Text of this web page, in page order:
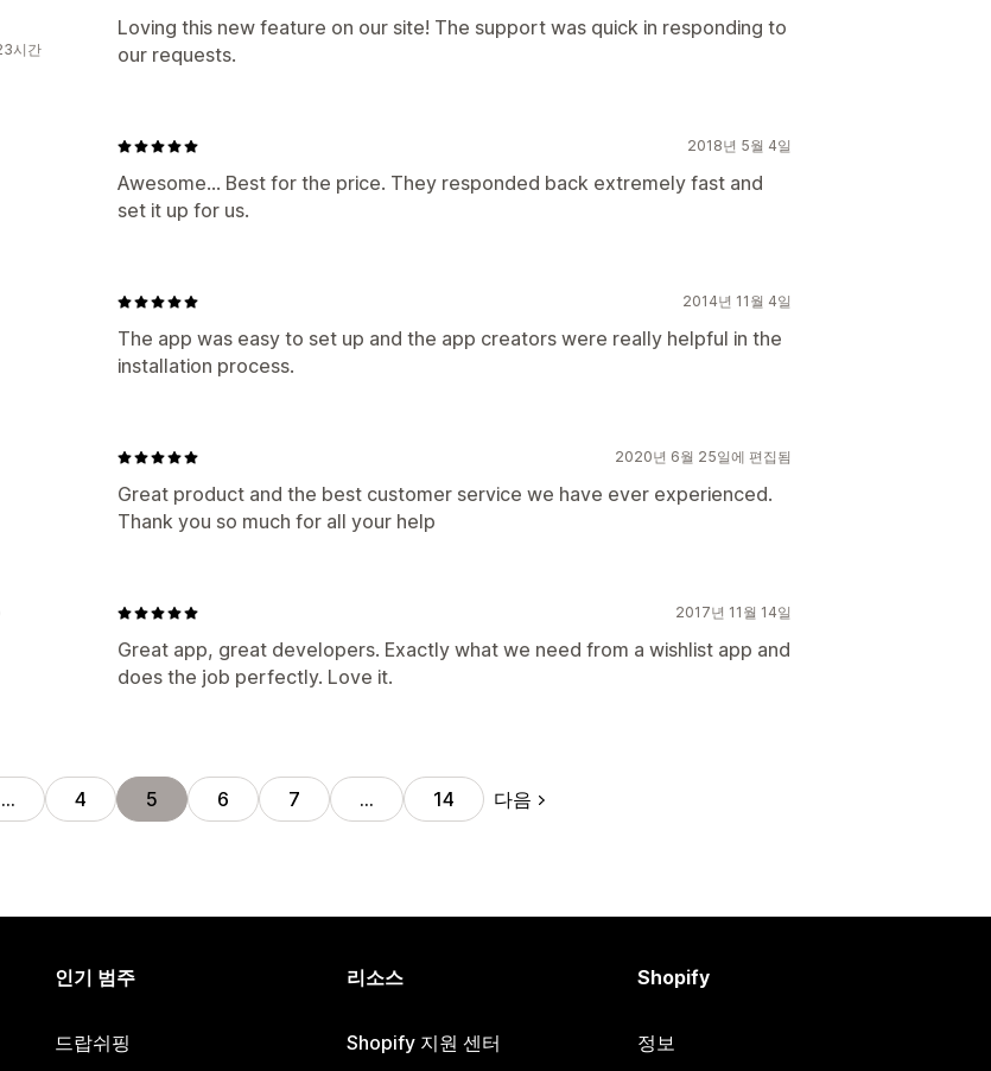
Loving this new feature on our site! The support was quick in responding to
our requests.
시간
2018년 5월 4일
Awesome... Best for the price. They responded back extremely fast and
set it up for us.
2014년 11월 4일
The app was easy to set up and the app creators were really helpful in the
installation process.
2020년 6월 25일에 편집됨
Great product and the best customer service we have ever experienced.
Thank you so much for all your help
2017년 11월 14일
Great app, great developers. Exactly what we need from a wishlist app and
does the job perfectly. Love it.
… 4 5 6 7 … 14 다음
인기 범주
드랍쉬핑
리소스
Shopify 지원 센터
Shopify
정보